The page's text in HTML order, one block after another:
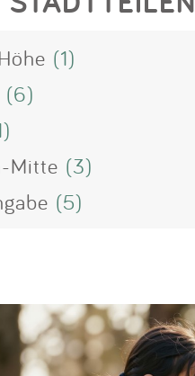
(1)
(6)
Mitte (3)
(5)